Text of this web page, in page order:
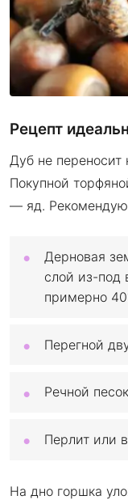
Рецепт
Дуб не переносит
Покупной
— яд. Рекомендую
Дерновая
слой из-под
примерно
Перегной
Речной
Перлит или
На дно горшка